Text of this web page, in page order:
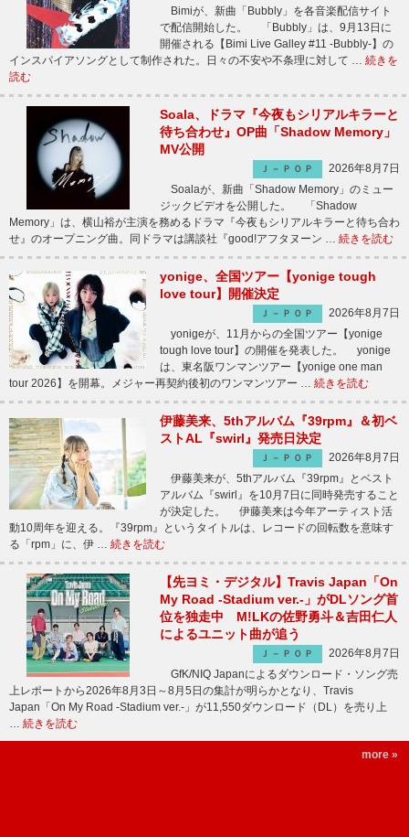
Bimiが、新曲「Bubbly」を各音楽配信サイト
で配信開始した。 「Bubbly」は、9月13日に
開催される【Bimi Live Galley #11 -Bubbly-】の
インスパイアソングとして制作された。日々の不安や不条理に対して … 続きを
読む
Soala、ドラマ『今夜もシリアルキラーと
待ち合わせ』OP曲「Shadow Memory」
MV公開
Ｊ－ＰＯＰ
2026年8月7日
Soalaが、新曲「Shadow Memory」のミュー
ジックビデオを公開した。 「Shadow
Memory」は、横山裕が主演を務めるドラマ『今夜もシリアルキラーと待ち合わ
せ』のオープニング曲。同ドラマは講談社『good!アフタヌーン … 続きを読む
yonige、全国ツアー【yonige tough
love tour】開催決定
Ｊ－ＰＯＰ
2026年8月7日
yonigeが、11月からの全国ツアー【yonige
tough love tour】の開催を発表した。 yonige
は、東名阪ワンマンツアー【yonige one man
tour 2026】を開幕。メジャー再契約後初のワンマンツアー … 続きを読む
伊藤美来、5thアルバム『39rpm』＆初ベ
ストAL『swirl』発売日決定
Ｊ－ＰＯＰ
2026年8月7日
伊藤美来が、5thアルバム『39rpm』とベスト
アルバム『swirl』を10月7日に同時発売すること
が決定した。 伊藤美来は今年アーティスト活
動10周年を迎える。『39rpm』というタイトルは、レコードの回転数を意味す
る「rpm」に、伊 … 続きを読む
【先ヨミ・デジタル】Travis Japan「On
My Road -Stadium ver.-」がDLソング首
位を独走中 M!LKの佐野勇斗＆吉田仁人
によるユニット曲が追う
Ｊ－ＰＯＰ
2026年8月7日
GfK/NIQ Japanによるダウンロード・ソング売
上レポートから2026年8月3日～8月5日の集計が明らかとなり、Travis
Japan「On My Road -Stadium ver.-」が11,550ダウンロード（DL）を売り上
… 続きを読む
more »